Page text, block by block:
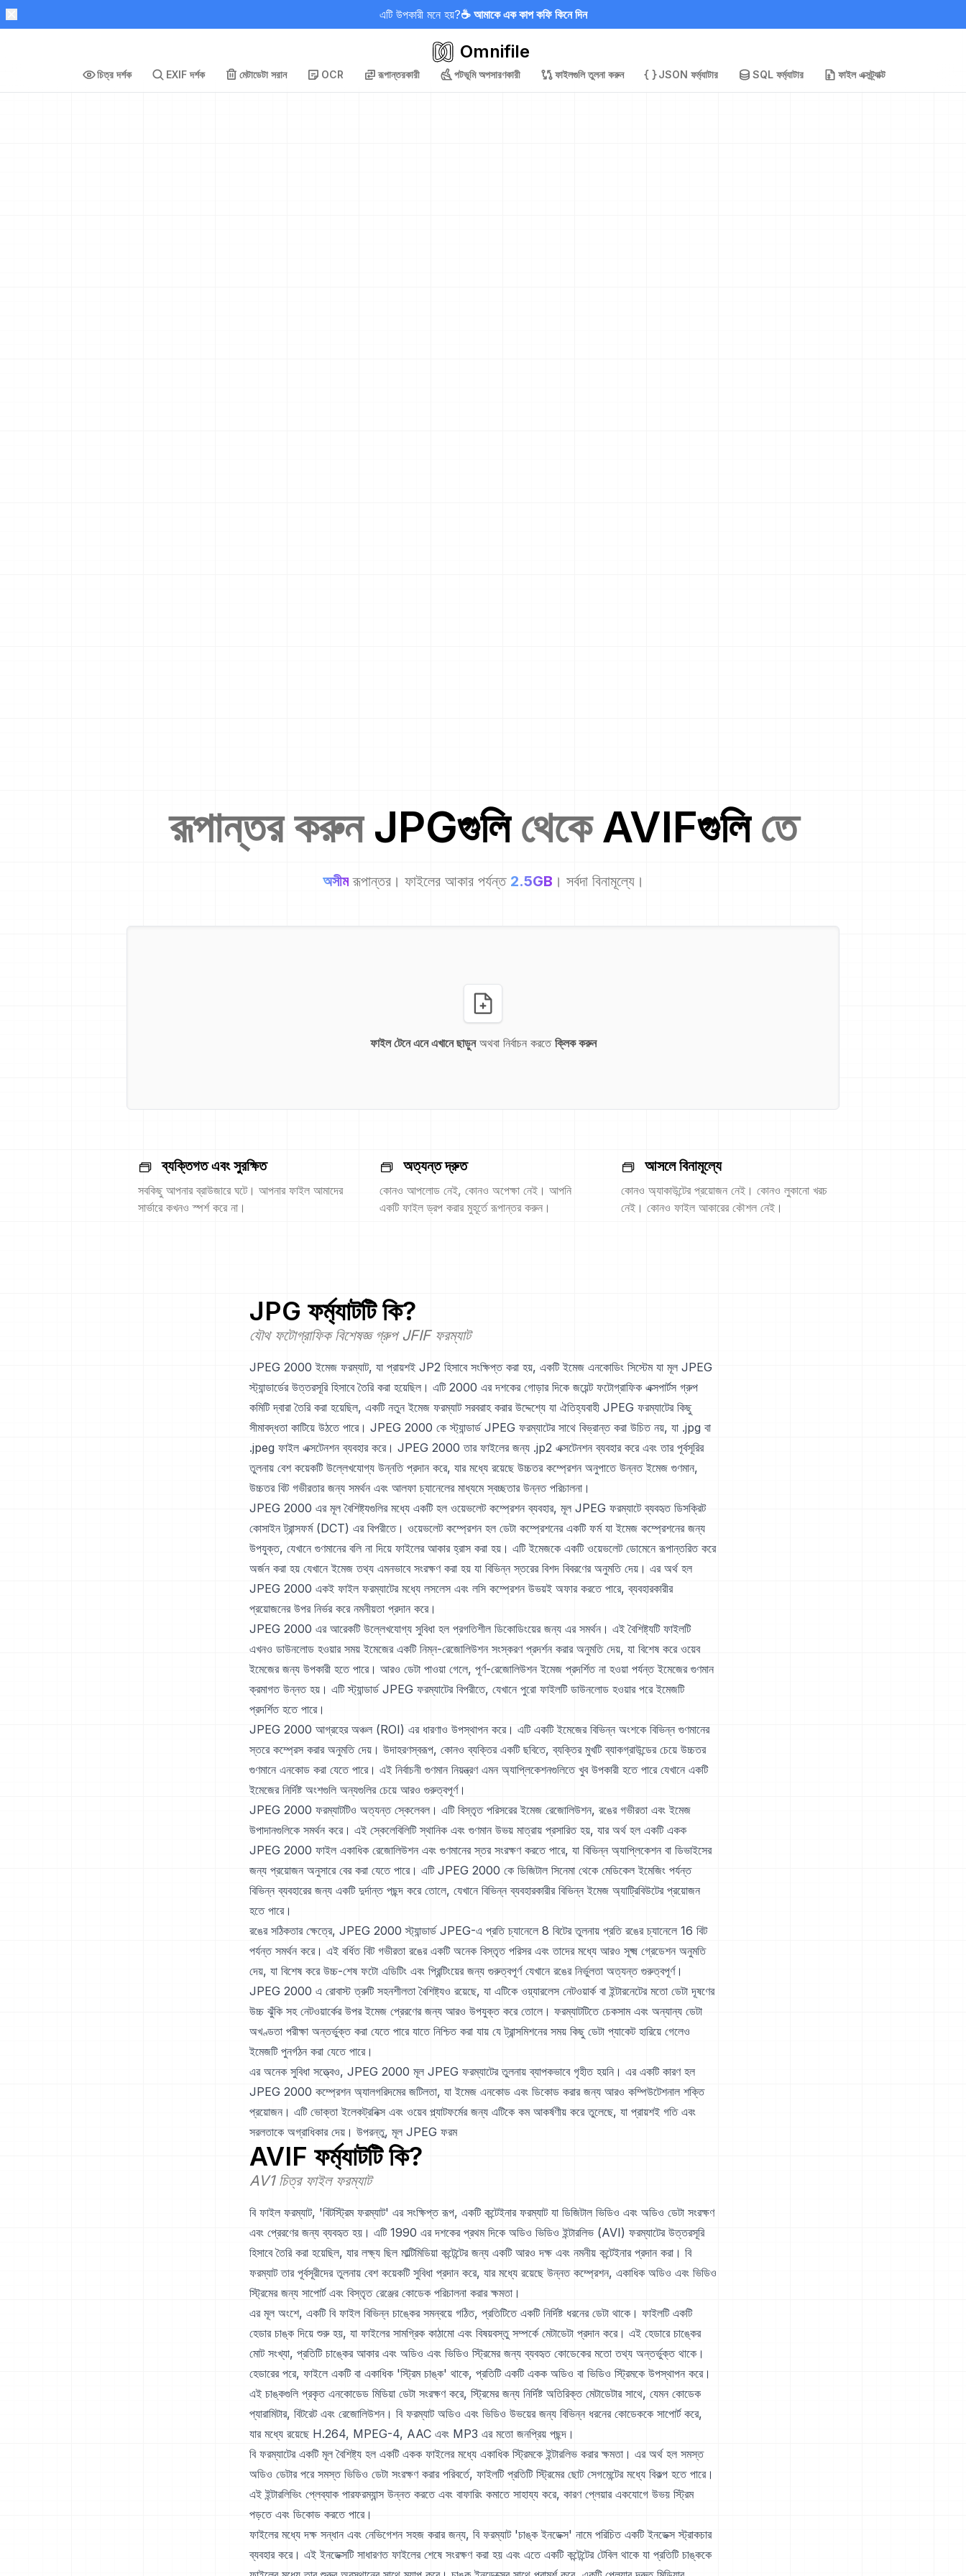
এটি উপকারী মনে হয়?☕ আমাকে এক কাপ কফি কিনে দিন
Omnifile
চিত্র দর্শক EXIF দর্শক মেটাডেটা সরান OCR রূপান্তরকারী পটভূমি অপসারণকারী ফাইলগুলি তুলনা করুন JSON ফর্ম্যাটার SQL ফর্ম্যাটার ফাইল এক্সট্র্যাক্ট
রূপান্তর করুনJPGগুলিথেকে AVIFগুলিতে
অসীম রূপান্তর। ফাইলের আকার পর্যন্ত 2.5GB । সর্বদা বিনামূল্যে।
ফাইল টেনে এনে এখানে ছাড়ুনঅথবা নির্বাচন করতে ক্লিক করুন
ব্যক্তিগত এবং সুরক্ষিত
সবকিছু আপনার ব্রাউজারে ঘটে। আপনার ফাইল আমাদের
সার্ভারে কখনও স্পর্শ করে না।
অত্যন্ত দ্রুত
কোনও আপলোড নেই, কোনও অপেক্ষা নেই। আপনি
একটি ফাইল ড্রপ করার মুহূর্তে রূপান্তর করুন।
আসলে বিনামূল্যে
কোনও অ্যাকাউন্টের প্রয়োজন নেই। কোনও লুকানো খরচ
নেই। কোনও ফাইল আকারের কৌশল নেই।
JPG ফর্ম্যাটটি কি?
যৌথ ফটোগ্রাফিক বিশেষজ্ঞ গ্রুপ JFIF ফরম্যাট
JPEG 2000 ইমেজ ফরম্যাট, যা প্রায়শই JP2 হিসাবে সংক্ষিপ্ত করা হয়, একটি ইমেজ এনকোডিং সিস্টেম যা মূল JPEG
স্ট্যান্ডার্ডের উত্তরসূরি হিসাবে তৈরি করা হয়েছিল। এটি 2000 এর দশকের গোড়ার দিকে জয়েন্ট ফটোগ্রাফিক এক্সপার্টস গ্রুপ
কমিটি দ্বারা তৈরি করা হয়েছিল, একটি নতুন ইমেজ ফরম্যাট সরবরাহ করার উদ্দেশ্যে যা ঐতিহ্যবাহী JPEG ফরম্যাটের কিছু
সীমাবদ্ধতা কাটিয়ে উঠতে পারে। JPEG 2000 কে স্ট্যান্ডার্ড JPEG ফরম্যাটের সাথে বিভ্রান্ত করা উচিত নয়, যা .jpg বা
.jpeg ফাইল এক্সটেনশন ব্যবহার করে। JPEG 2000 তার ফাইলের জন্য .jp2 এক্সটেনশন ব্যবহার করে এবং তার পূর্বসূরির
তুলনায় বেশ কয়েকটি উল্লেখযোগ্য উন্নতি প্রদান করে, যার মধ্যে রয়েছে উচ্চতর কম্প্রেশন অনুপাতে উন্নত ইমেজ গুণমান,
উচ্চতর বিট গভীরতার জন্য সমর্থন এবং আলফা চ্যানেলের মাধ্যমে স্বচ্ছতার উন্নত পরিচালনা।
JPEG 2000 এর মূল বৈশিষ্ট্যগুলির মধ্যে একটি হল ওয়েভলেট কম্প্রেশন ব্যবহার, মূল JPEG ফরম্যাটে ব্যবহৃত ডিসক্রিট
কোসাইন ট্রান্সফর্ম (DCT) এর বিপরীতে। ওয়েভলেট কম্প্রেশন হল ডেটা কম্প্রেশনের একটি ফর্ম যা ইমেজ কম্প্রেশনের জন্য
উপযুক্ত, যেখানে গুণমানের বলি না দিয়ে ফাইলের আকার হ্রাস করা হয়। এটি ইমেজকে একটি ওয়েভলেট ডোমেনে রূপান্তরিত করে
অর্জন করা হয় যেখানে ইমেজ তথ্য এমনভাবে সংরক্ষণ করা হয় যা বিভিন্ন স্তরের বিশদ বিবরণের অনুমতি দেয়। এর অর্থ হল
JPEG 2000 একই ফাইল ফরম্যাটের মধ্যে লসলেস এবং লসি কম্প্রেশন উভয়ই অফার করতে পারে, ব্যবহারকারীর
প্রয়োজনের উপর নির্ভর করে নমনীয়তা প্রদান করে।
JPEG 2000 এর আরেকটি উল্লেখযোগ্য সুবিধা হল প্রগতিশীল ডিকোডিংয়ের জন্য এর সমর্থন। এই বৈশিষ্ট্যটি ফাইলটি
এখনও ডাউনলোড হওয়ার সময় ইমেজের একটি নিম্ন-রেজোলিউশন সংস্করণ প্রদর্শন করার অনুমতি দেয়, যা বিশেষ করে ওয়েব
ইমেজের জন্য উপকারী হতে পারে। আরও ডেটা পাওয়া গেলে, পূর্ণ-রেজোলিউশন ইমেজ প্রদর্শিত না হওয়া পর্যন্ত ইমেজের গুণমান
ক্রমাগত উন্নত হয়। এটি স্ট্যান্ডার্ড JPEG ফরম্যাটের বিপরীতে, যেখানে পুরো ফাইলটি ডাউনলোড হওয়ার পরে ইমেজটি
প্রদর্শিত হতে পারে।
JPEG 2000 আগ্রহের অঞ্চল (ROI) এর ধারণাও উপস্থাপন করে। এটি একটি ইমেজের বিভিন্ন অংশকে বিভিন্ন গুণমানের
স্তরে কম্প্রেস করার অনুমতি দেয়। উদাহরণস্বরূপ, কোনও ব্যক্তির একটি ছবিতে, ব্যক্তির মুখটি ব্যাকগ্রাউন্ডের চেয়ে উচ্চতর
গুণমানে এনকোড করা যেতে পারে। এই নির্বাচনী গুণমান নিয়ন্ত্রণ এমন অ্যাপ্লিকেশনগুলিতে খুব উপকারী হতে পারে যেখানে একটি
ইমেজের নির্দিষ্ট অংশগুলি অন্যগুলির চেয়ে আরও গুরুত্বপূর্ণ।
JPEG 2000 ফরম্যাটটিও অত্যন্ত স্কেলেবল। এটি বিস্তৃত পরিসরের ইমেজ রেজোলিউশন, রঙের গভীরতা এবং ইমেজ
উপাদানগুলিকে সমর্থন করে। এই স্কেলেবিলিটি স্থানিক এবং গুণমান উভয় মাত্রায় প্রসারিত হয়, যার অর্থ হল একটি একক
JPEG 2000 ফাইল একাধিক রেজোলিউশন এবং গুণমানের স্তর সংরক্ষণ করতে পারে, যা বিভিন্ন অ্যাপ্লিকেশন বা ডিভাইসের
জন্য প্রয়োজন অনুসারে বের করা যেতে পারে। এটি JPEG 2000 কে ডিজিটাল সিনেমা থেকে মেডিকেল ইমেজিং পর্যন্ত
বিভিন্ন ব্যবহারের জন্য একটি দুর্দান্ত পছন্দ করে তোলে, যেখানে বিভিন্ন ব্যবহারকারীর বিভিন্ন ইমেজ অ্যাট্রিবিউটের প্রয়োজন
হতে পারে।
রঙের সঠিকতার ক্ষেত্রে, JPEG 2000 স্ট্যান্ডার্ড JPEG-এ প্রতি চ্যানেলে 8 বিটের তুলনায় প্রতি রঙের চ্যানেলে 16 বিট
পর্যন্ত সমর্থন করে। এই বর্ধিত বিট গভীরতা রঙের একটি অনেক বিস্তৃত পরিসর এবং তাদের মধ্যে আরও সূক্ষ্ম গ্রেডেশন অনুমতি
দেয়, যা বিশেষ করে উচ্চ-শেষ ফটো এডিটিং এবং প্রিন্টিংয়ের জন্য গুরুত্বপূর্ণ যেখানে রঙের নির্ভুলতা অত্যন্ত গুরুত্বপূর্ণ।
JPEG 2000 এ রোবাস্ট ত্রুটি সহনশীলতা বৈশিষ্ট্যও রয়েছে, যা এটিকে ওয়্যারলেস নেটওয়ার্ক বা ইন্টারনেটের মতো ডেটা দূষণের
উচ্চ ঝুঁকি সহ নেটওয়ার্কের উপর ইমেজ প্রেরণের জন্য আরও উপযুক্ত করে তোলে। ফরম্যাটটিতে চেকসাম এবং অন্যান্য ডেটা
অখণ্ডতা পরীক্ষা অন্তর্ভুক্ত করা যেতে পারে যাতে নিশ্চিত করা যায় যে ট্রান্সমিশনের সময় কিছু ডেটা প্যাকেট হারিয়ে গেলেও
ইমেজটি পুনর্গঠন করা যেতে পারে।
এর অনেক সুবিধা সত্ত্বেও, JPEG 2000 মূল JPEG ফরম্যাটের তুলনায় ব্যাপকভাবে গৃহীত হয়নি। এর একটি কারণ হল
JPEG 2000 কম্প্রেশন অ্যালগরিদমের জটিলতা, যা ইমেজ এনকোড এবং ডিকোড করার জন্য আরও কম্পিউটেশনাল শক্তি
প্রয়োজন। এটি ভোক্তা ইলেকট্রনিক্স এবং ওয়েব প্ল্যাটফর্মের জন্য এটিকে কম আকর্ষণীয় করে তুলেছে, যা প্রায়শই গতি এবং
সরলতাকে অগ্রাধিকার দেয়। উপরন্তু, মূল JPEG ফরম
AVIF ফর্ম্যাটটি কি?
AV1 চিত্র ফাইল ফরম্যাট
বি ফাইল ফরম্যাট, 'বিটস্ট্রিম ফরম্যাট' এর সংক্ষিপ্ত রূপ, একটি কন্টেইনার ফরম্যাট যা ডিজিটাল ভিডিও এবং অডিও ডেটা সংরক্ষণ
এবং প্রেরণের জন্য ব্যবহৃত হয়। এটি 1990 এর দশকের প্রথম দিকে অডিও ভিডিও ইন্টারলিভ (AVI) ফরম্যাটের উত্তরসূরি
হিসাবে তৈরি করা হয়েছিল, যার লক্ষ্য ছিল মাল্টিমিডিয়া কন্টেন্টের জন্য একটি আরও দক্ষ এবং নমনীয় কন্টেইনার প্রদান করা। বি
ফরম্যাট তার পূর্বসূরীদের তুলনায় বেশ কয়েকটি সুবিধা প্রদান করে, যার মধ্যে রয়েছে উন্নত কম্প্রেশন, একাধিক অডিও এবং ভিডিও
স্ট্রিমের জন্য সাপোর্ট এবং বিস্তৃত রেঞ্জের কোডেক পরিচালনা করার ক্ষমতা।
এর মূল অংশে, একটি বি ফাইল বিভিন্ন চাঙ্কের সমন্বয়ে গঠিত, প্রতিটিতে একটি নির্দিষ্ট ধরনের ডেটা থাকে। ফাইলটি একটি
হেডার চাঙ্ক দিয়ে শুরু হয়, যা ফাইলের সামগ্রিক কাঠামো এবং বিষয়বস্তু সম্পর্কে মেটাডেটা প্রদান করে। এই হেডারে চাঙ্কের
মোট সংখ্যা, প্রতিটি চাঙ্কের আকার এবং অডিও এবং ভিডিও স্ট্রিমের জন্য ব্যবহৃত কোডেকের মতো তথ্য অন্তর্ভুক্ত থাকে।
হেডারের পরে, ফাইলে একটি বা একাধিক 'স্ট্রিম চাঙ্ক' থাকে, প্রতিটি একটি একক অডিও বা ভিডিও স্ট্রিমকে উপস্থাপন করে।
এই চাঙ্কগুলি প্রকৃত এনকোডেড মিডিয়া ডেটা সংরক্ষণ করে, স্ট্রিমের জন্য নির্দিষ্ট অতিরিক্ত মেটাডেটার সাথে, যেমন কোডেক
প্যারামিটার, বিটরেট এবং রেজোলিউশন। বি ফরম্যাট অডিও এবং ভিডিও উভয়ের জন্য বিভিন্ন ধরনের কোডেককে সাপোর্ট করে,
যার মধ্যে রয়েছে H.264, MPEG-4, AAC এবং MP3 এর মতো জনপ্রিয় পছন্দ।
বি ফরম্যাটের একটি মূল বৈশিষ্ট্য হল একটি একক ফাইলের মধ্যে একাধিক স্ট্রিমকে ইন্টারলিভ করার ক্ষমতা। এর অর্থ হল সমস্ত
অডিও ডেটার পরে সমস্ত ভিডিও ডেটা সংরক্ষণ করার পরিবর্তে, ফাইলটি প্রতিটি স্ট্রিমের ছোট সেগমেন্টের মধ্যে বিকল্প হতে পারে।
এই ইন্টারলিভিং প্লেব্যাক পারফরম্যান্স উন্নত করতে এবং বাফারিং কমাতে সাহায্য করে, কারণ প্লেয়ার একযোগে উভয় স্ট্রিম
পড়তে এবং ডিকোড করতে পারে।
ফাইলের মধ্যে দক্ষ সন্ধান এবং নেভিগেশন সহজ করার জন্য, বি ফরম্যাট 'চাঙ্ক ইনডেক্স' নামে পরিচিত একটি ইনডেক্স স্ট্রাকচার
ব্যবহার করে। এই ইনডেক্সটি সাধারণত ফাইলের শেষে সংরক্ষণ করা হয় এবং এতে একটি কন্টেন্টের টেবিল থাকে যা প্রতিটি চাঙ্ককে